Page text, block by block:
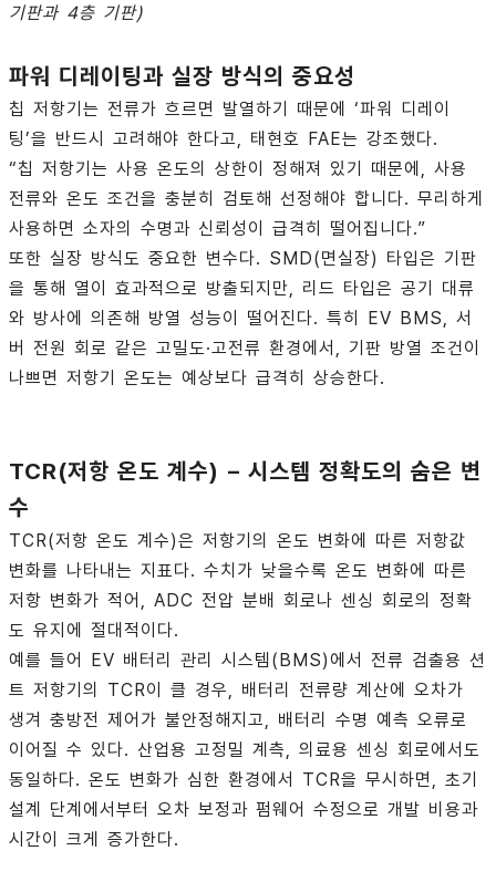
기판과 4층 기판)
파워 디레이팅과 실장 방식의 중요성
칩 저항기는 전류가 흐르면 발열하기 때문에 ‘파워 디레이
팅’을 반드시 고려해야 한다고, 태현호 FAE는 강조했다.
“칩 저항기는 사용 온도의 상한이 정해져 있기 때문에, 사용
전류와 온도 조건을 충분히 검토해 선정해야 합니다. 무리하게
사용하면 소자의 수명과 신뢰성이 급격히 떨어집니다.”
또한 실장 방식도 중요한 변수다. SMD(면실장) 타입은 기판
을 통해 열이 효과적으로 방출되지만, 리드 타입은 공기 대류
와 방사에 의존해 방열 성능이 떨어진다. 특히 EV BMS, 서
버 전원 회로 같은 고밀도·고전류 환경에서, 기판 방열 조건이
나쁘면 저항기 온도는 예상보다 급격히 상승한다.
TCR(저항 온도 계수) – 시스템 정확도의 숨은 변
수
TCR(저항 온도 계수)은 저항기의 온도 변화에 따른 저항값
변화를 나타내는 지표다. 수치가 낮을수록 온도 변화에 따른
저항 변화가 적어, ADC 전압 분배 회로나 센싱 회로의 정확
도 유지에 절대적이다.
예를 들어 EV 배터리 관리 시스템(BMS)에서 전류 검출용 션
트 저항기의 TCR이 클 경우, 배터리 전류량 계산에 오차가
생겨 충방전 제어가 불안정해지고, 배터리 수명 예측 오류로
이어질 수 있다. 산업용 고정밀 계측, 의료용 센싱 회로에서도
동일하다. 온도 변화가 심한 환경에서 TCR을 무시하면, 초기
설계 단계에서부터 오차 보정과 펌웨어 수정으로 개발 비용과
시간이 크게 증가한다.